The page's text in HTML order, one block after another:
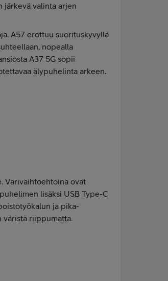
järkevä valinta arjen
A57 erottuu suorituskyvyllä
nopealla
A37 5G sopii
älypuhelinta arkeen.
Värivaihtoehtoina ovat
lisäksi USB Type-C
ja pika-
väristä riippumatta.